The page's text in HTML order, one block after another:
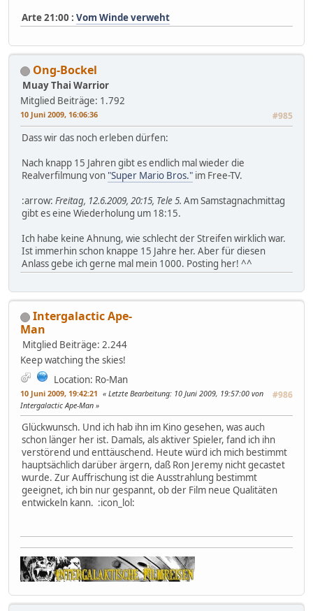
Arte 21:00 : Vom Winde verweht
Ong-Bockel
Muay Thai Warrior
Mitglied Beiträge: 1.792
10 Juni 2009, 16:06:36 #985
Dass wir das noch erleben dürfen:
Nach knapp 15 Jahren gibt es endlich mal wieder die
Realverfilmung von "Super Mario Bros." im Free-TV.
:arrow: Freitag, 12.6.2009, 20:15, Tele 5. Am Samstagnachmittag
gibt es eine Wiederholung um 18:15.
Ich habe keine Ahnung, wie schlecht der Streifen wirklich war.
Ist immerhin schon knappe 15 Jahre her. Aber für diesen
Anlass gebe ich gerne mal mein 1000. Posting her! ^^
Intergalactic Ape-
Man
Mitglied Beiträge: 2.244
Keep watching the skies!
Location: Ro-Man
10 Juni 2009, 19:42:21 #986
Letzte Bearbeitung: 10 Juni 2009, 19:57:00 von
Intergalactic Ape-Man
Glückwunsch. Und ich hab ihn im Kino gesehen, was auch
schon länger her ist. Damals, als aktiver Spieler, fand ich ihn
verstörend und enttäuschend. Heute würd ich mich bestimmt
hauptsächlich darüber ärgern, daß Ron Jeremy nicht gecastet
wurde. Zur Auffrischung ist die Ausstrahlung bestimmt
geeignet, ich bin nur gespannt, ob der Film neue Qualitäten
entwickeln kann. :icon_lol: